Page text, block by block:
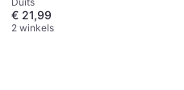
Ausführlichen Lösungen (E-
book)
€ 21,99
2 winkels